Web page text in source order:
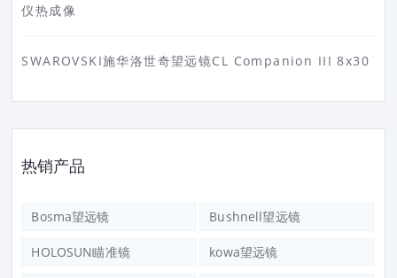
仪热成像
SWAROVSKI施华洛世奇望远镜CL Companion III 8x30
热销产品
Bosma望远镜 Bushnell望远镜
HOLOSUN瞄准镜 kowa望远镜